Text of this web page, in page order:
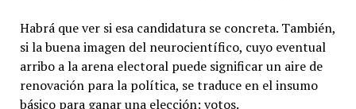
Habrá que ver si esa candidatura se concreta. También,
si la buena imagen del neurocientífico, cuyo eventual
arribo a la arena electoral puede significar un aire de
renovación para la política, se traduce en el insumo
básico para ganar una elección: votos.